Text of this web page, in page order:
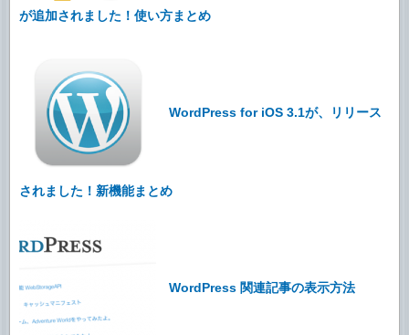
が追加されました！使い方まとめ
WordPress for iOS 3.1が、リリース
されました！新機能まとめ
WordPress 関連記事の表示方法